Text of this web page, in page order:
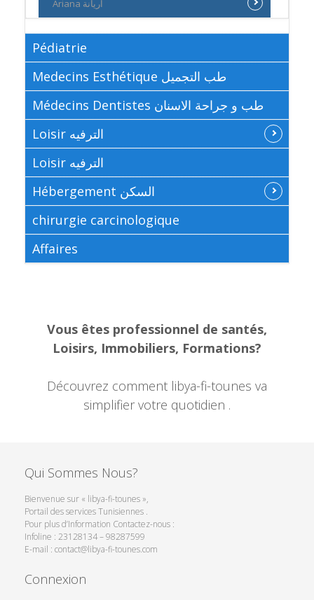
Ariana اريانة
Pédiatrie
Medecins Esthétique طب التجميل
Médecins Dentistes طب و جراحة الاسنان
Loisir الترفيه
Loisir الترفيه
Hébergement السكن
chirurgie carcinologique
Affaires
Vous êtes professionnel de santés,
Loisirs, Immobiliers, Formations?
Découvrez comment libya-fi-tounes va
simplifier votre quotidien .
Qui Sommes Nous?
Bienvenue sur « libya-fi-tounes »,
Portail des services Tunisiennes .
Pour plus d’Information Contactez-nous :
Infoline : 23128134 – 98287599
E-mail : contact@libya-fi-tounes.com
Connexion